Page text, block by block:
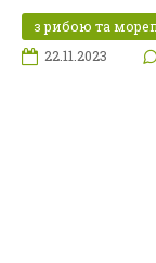
з рибою та
22.11.2023